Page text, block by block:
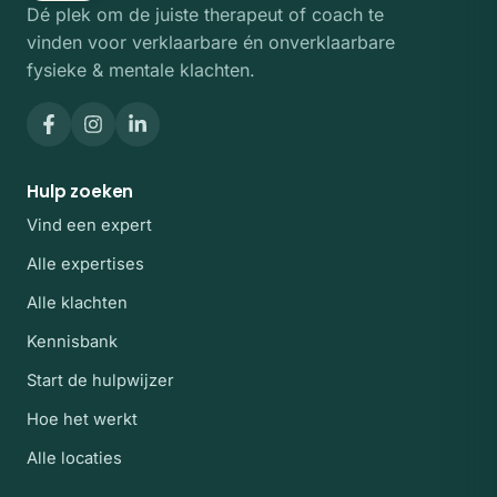
Dé plek om de juiste therapeut of coach te
vinden voor verklaarbare én onverklaarbare
fysieke & mentale klachten.
Hulp zoeken
Vind een expert
Alle expertises
Alle klachten
Kennisbank
Start de hulpwijzer
Hoe het werkt
Alle locaties